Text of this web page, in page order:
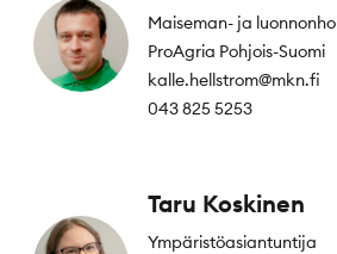
Maiseman- ja
ProAgria Pohjois-Suomi
kalle.hellstrom@mkn.fi
043 825 5253
Taru Koskinen
Ympäristöasiantuntija